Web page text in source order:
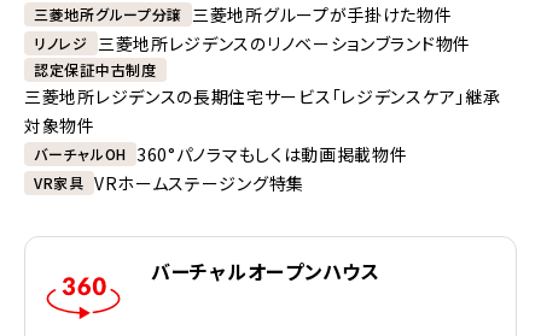
三菱地所グループ分譲 三菱地所グループが手掛けた物件
リノレジ 三菱地所レジデンスのリノベーションブランド物件
認定保証中古制度
三菱地所レジデンスの長期住宅サービス「レジデンスケア」継承
対象物件
バーチャルOH 360°パノラマもしくは動画掲載物件
VR家具 VRホームステージング特集
バーチャルオープンハウス